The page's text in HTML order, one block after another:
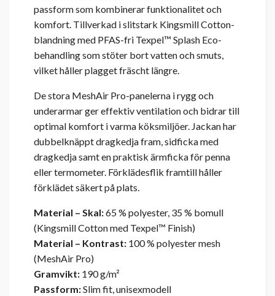
passform som kombinerar funktionalitet och
komfort. Tillverkad i slitstark Kingsmill Cotton-
blandning med PFAS-fri Texpel™ Splash Eco-
behandling som stöter bort vatten och smuts,
vilket håller plagget fräscht längre.
De stora MeshAir Pro-panelerna i rygg och
underarmar ger effektiv ventilation och bidrar till
optimal komfort i varma köksmiljöer. Jackan har
dubbelknäppt dragkedja fram, sidficka med
dragkedja samt en praktisk ärmficka för penna
eller termometer. Förklädesflik framtill håller
förklädet säkert på plats.
Material – Skal:65 % polyester, 35 % bomull
(Kingsmill Cotton med Texpel™ Finish)
Material – Kontrast: 100 % polyester mesh
(MeshAir Pro)
Gramvikt: 190 g/m²
Passform:Slim fit, unisexmodell